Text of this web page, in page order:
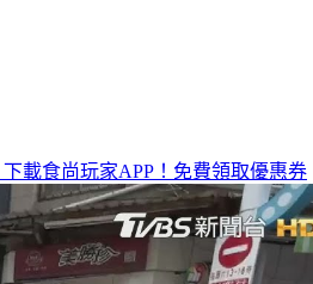
下載食尚玩家APP！免費領取優惠券